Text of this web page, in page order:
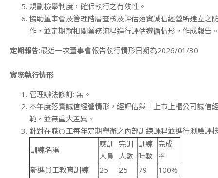
規劃檢舉制度，確保執行之有效性。
協助董事會及管理階層查核及評估落實誠信經營所建立之
作，並定期就相關業務流程進行評估遵循情形，作成報告
定期報告:最近一次董事會報告執行情形日期為2026/01/30
實際執行情形:
管理辦法修訂: 無。
本年度落實誠信經營情形，經評估與「上市上櫃公司誠信
範，並無重大差異。
針對在職員工每年定期舉辦之內部訓練課程並進行測驗評
訓練名稱
應訓
人員
完訓
人數
訓練
時數
完成
率
新進員工教育訓練
25 25 79
100%